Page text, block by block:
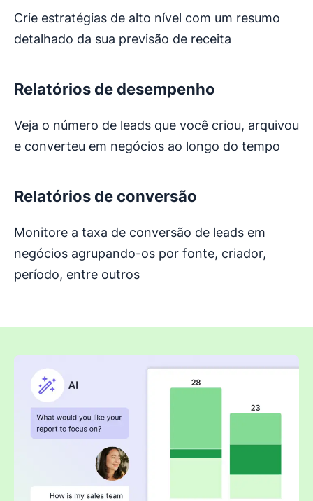
Crie estratégias de alto nível com um resumo
detalhado da sua previsão de receita
Relatórios de desempenho
Veja o número de leads que você criou, arquivou
e converteu em negócios ao longo do tempo
Relatórios de conversão
Monitore a taxa de conversão de leads em
negócios agrupando-os por fonte, criador,
período, entre outros